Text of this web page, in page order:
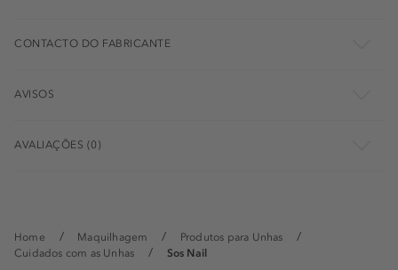
Home Maquilhagem
Produtos para Unhas
Cuidados com as Unhas
Sos Nail
CONTACTO DO FABRICANTE
AVISOS
AVALIAÇÕES (0)